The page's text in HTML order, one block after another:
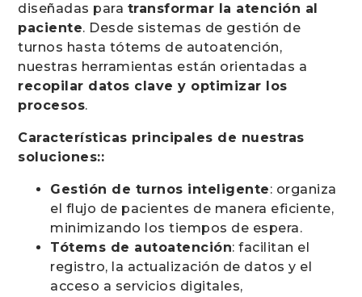
diseñadas para transformar la atención al
paciente. Desde sistemas de gestión de
turnos hasta tótems de autoatención,
nuestras herramientas están orientadas a
recopilar datos clave y optimizar los
procesos.
Características principales de nuestras
soluciones::
Gestión de turnos inteligente: organiza
el flujo de pacientes de manera eficiente,
minimizando los tiempos de espera.
Tótems de autoatención: facilitan el
registro, la actualización de datos y el
acceso a servicios digitales,